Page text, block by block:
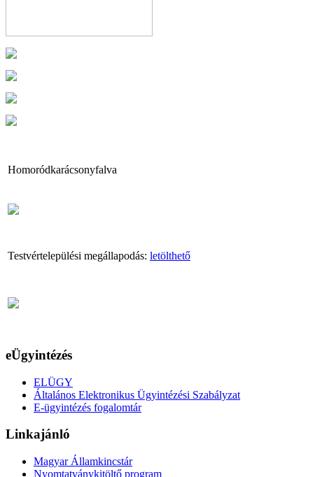
Homoródkarácsonyfalva
Testvértelepülési megállapodás: letölthető
eÜgyintézés
ELÜGY
Általános Elektronikus Ügyintézési Szabályzat
E-ügyintézés fogalomtár
Linkajánló
Magyar Államkincstár
Nyomtatványkitöltő program